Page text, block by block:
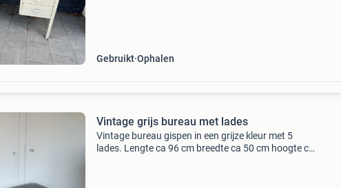
Gebruikt Ophalen
Vintage grijs bureau met lades
Vintage bureau gispen in een grijze kleur met 5
lades. Lengte ca 96 cm breedte ca 50 cm hoogte ca